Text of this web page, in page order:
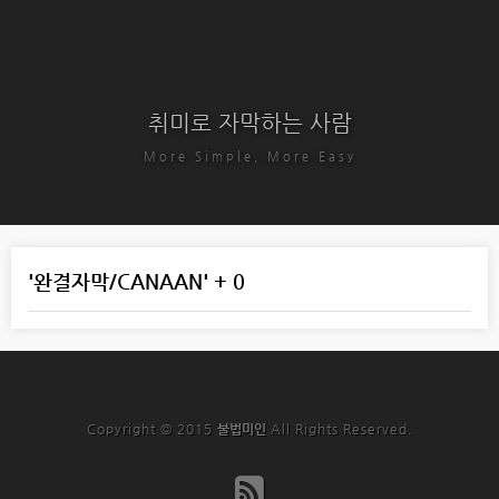
취미로 자막하는 사람
More Simple, More Easy
'완결자막/CANAAN' + 0
Copyright © 2015 불법미인All Rights Reserved.